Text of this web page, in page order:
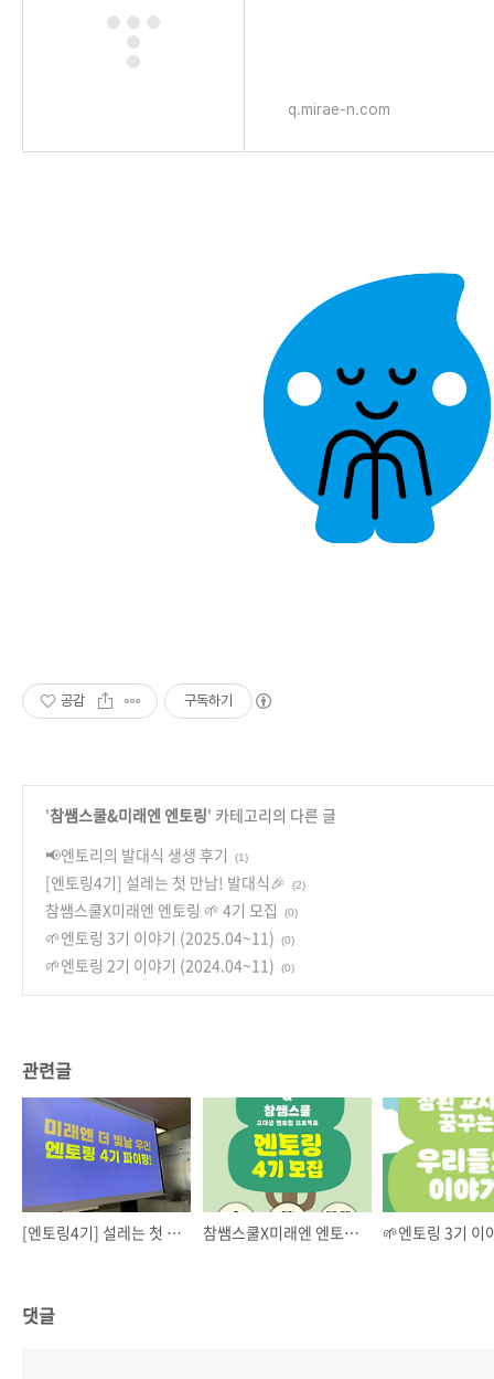
q.mirae-n.com
공감 구독하기
'참쌤스쿨&미래엔 엔토링' 카테고리의 다른 글
📢엔토리의 발대식 생생 후기
(1)
[엔토링4기] 설레는 첫 만남! 발대식🎉 (2)
참쌤스쿨X미래엔 엔토링 🌱 4기 모집 (0)
🌱엔토링 3기 이야기 (2025.04~11) (0)
🌱엔토링 2기 이야기 (2024.04~11) (0)
관련글
[엔토링4기] 설레는 첫 만남! 발대식🎉 참쌤스쿨X미래엔 엔토링 🌱 4기 모집
댓글